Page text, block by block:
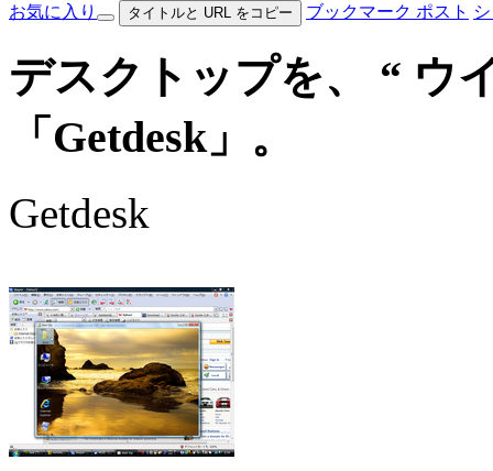
お気に入り タイトルと URL をコピー ブックマーク ポスト
デスクトップを、 “ ウ
「Getdesk」。
Getdesk